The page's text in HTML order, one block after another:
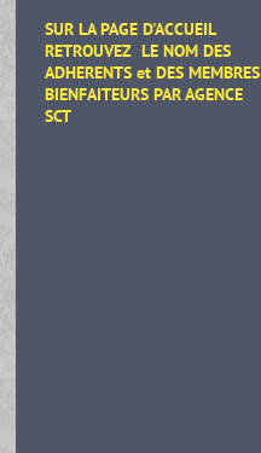
SUR LA PAGE D'ACCUEIL
RETROUVEZ LE NOM DES
ADHERENTS et DES MEMBRES
BIENFAITEURS PAR AGENCE
SCT